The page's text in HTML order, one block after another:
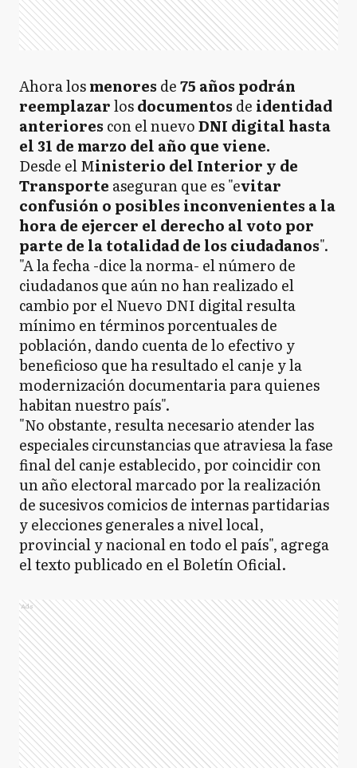
Ahora losmenores de75 años podrán
reemplazarlosdocumentos de identidad
anteriores con el nuevoDNI digital hasta
el 31 de marzo del año que viene.
Desde el Ministerio del Interior y de
Transporte aseguran que es "evitar
confusión o posibles inconvenientes a la
hora de ejercer el derecho al voto por
parte de la totalidad de los ciudadanos".
"A la fecha -dice la norma- el número de
ciudadanos que aún no han realizado el
cambio por el Nuevo DNI digital resulta
mínimo en términos porcentuales de
población, dando cuenta de lo efectivo y
beneficioso que ha resultado el canje y la
modernización documentaria para quienes
habitan nuestro país".
"No obstante, resulta necesario atender las
especiales circunstancias que atraviesa la fase
final del canje establecido, por coincidir con
un año electoral marcado por la realización
de sucesivos comicios de internas partidarias
y elecciones generales a nivel local,
provincial y nacional en todo el país", agrega
el texto publicado en el Boletín Oficial.
Ads